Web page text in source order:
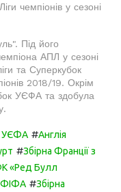
чемпіонів у сезоні
Під його
АПЛ у сезоні
та Суперкубок
2018/19. Окрім
УЄФА та здобула
УЄФА #Англія
#Збірна Франції з
«Ред Булл
ФІФА #Збірна